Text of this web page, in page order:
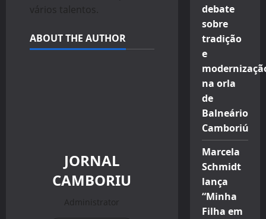
vários talentos.
ABOUT THE AUTHOR
JORNAL
CAMBORIU
Administrator
debate
sobre
tradição
e
na orla
de
Balneário
Camboriú
Marcela
Schmidt
lança
“Minha
Filha em